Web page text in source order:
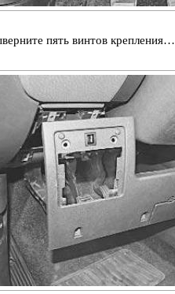
пять винтов крепления…